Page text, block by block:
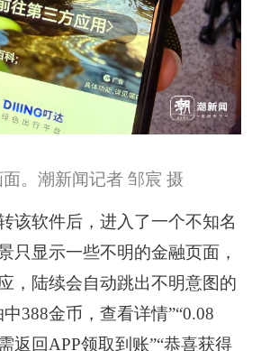
。潮新闻记者 邹宸 摄
软件后，进入了一个不知名
只显示一些不明的金融页面，
，陆续会自动跳出不明意图的
388金币，查看详情”“0.08
返回APP领取到账”“恭喜获得